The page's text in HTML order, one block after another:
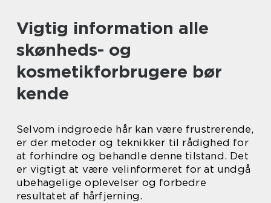
Vigtig information alle
skønheds- og
kosmetikforbrugere bør
kende
Selvom indgroede hår kan være frustrerende,
er der metoder og teknikker til rådighed for
at forhindre og behandle denne tilstand. Det
er vigtigt at være velinformeret for at undgå
ubehagelige oplevelser og forbedre
resultatet af hårfjerning.